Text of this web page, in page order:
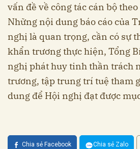
vấn đề về công tác cán bộ
Những nội dung báo cáo của
nghị là quan trọng, cần có sự
khẩn trương thực hiện, Tổng
nghị phát huy tinh thần trách
trương, tập trung trí tuệ tham
dung để Hội nghị đạt được
Chia sẻ Facebook Chia sẻ Zalo